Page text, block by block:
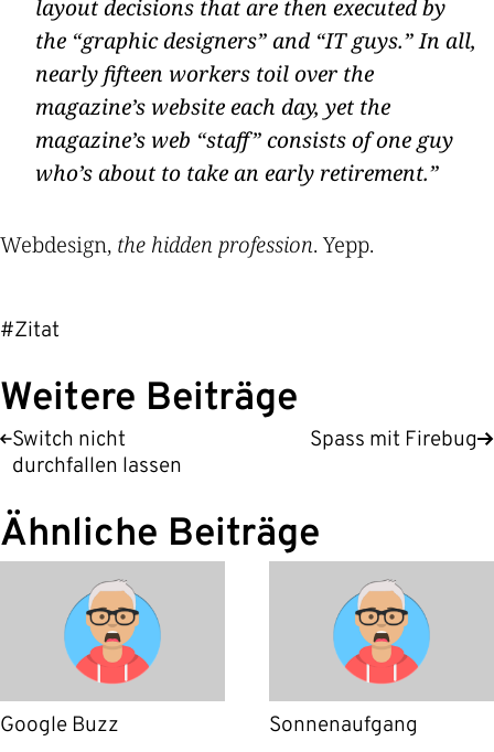
layout decisions that are then executed by
the “graphic designers” and “IT guys.” In all,
nearly fifteen workers toil over the
magazine’s website each day, yet the
magazine’s web “staff” consists of one guy
who’s about to take an early retirement.
Webdesign, the hidden profession. Yepp.
#Zitat
Weitere Beiträge
Switch nicht
durchfallen lassen
Spass mit Firebug
Ähnliche Beiträge
Google Buzz Sonnenaufgang